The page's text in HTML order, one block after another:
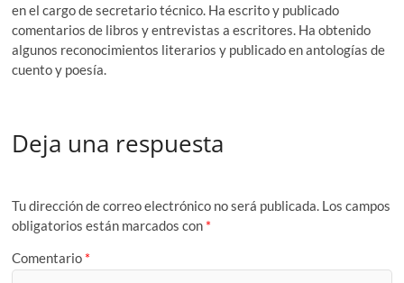
en el cargo de secretario técnico. Ha escrito y publicado
comentarios de libros y entrevistas a escritores. Ha obtenido
algunos reconocimientos literarios y publicado en antologías de
cuento y poesía.
Deja una respuesta
Tu dirección de correo electrónico no será publicada. Los campos
obligatorios están marcados con *
Comentario *